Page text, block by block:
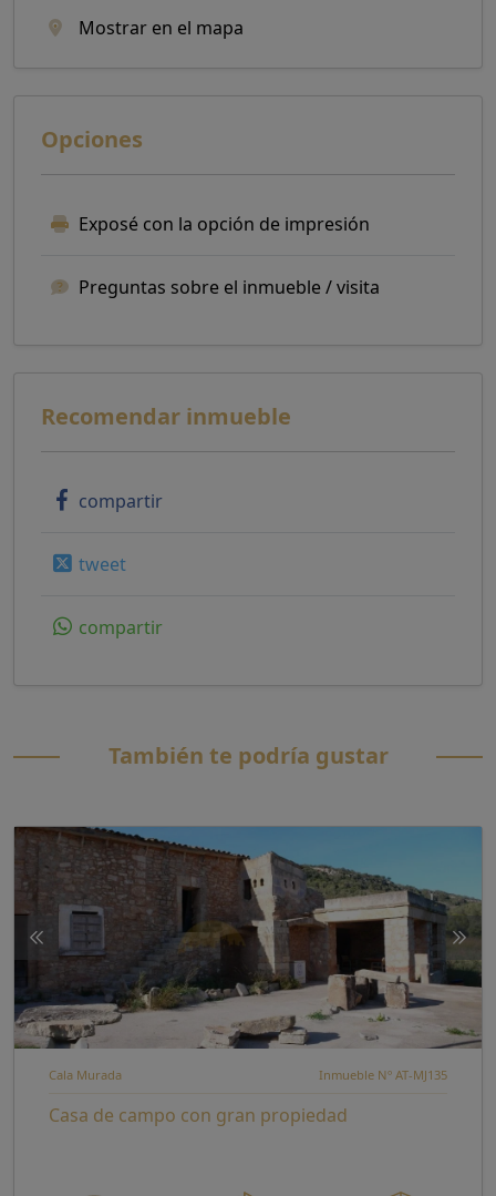
Mostrar en el mapa
Opciones
Exposé con la opción de impresión
Preguntas sobre el inmueble / visita
Recomendar inmueble
compartir
tweet
compartir
También te podría gustar
Cala Murada Inmueble Nº AT-MJ135
Casa de campo con gran propiedad